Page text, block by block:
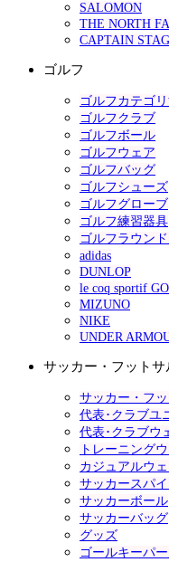
SALOMON
THE NORTH
CAPTAIN STAG
ゴルフ
ゴルフカテゴ
ゴルフクラブ
ゴルフボール
ゴルフウェア
ゴルフバッグ
ゴルフシューズ
ゴルフグローブ
ゴルフ練習器具
ゴルフラウン
adidas
DUNLOP
le coq sportif
MIZUNO
NIKE
UNDER
サッカー・フットサ
サッカー・フ
代表･クラブユ
代表･クラブウ
トレーニング
カジュアルウ
サッカースパ
サッカーボール
サッカーバッグ
グッズ
ゴールキーパ